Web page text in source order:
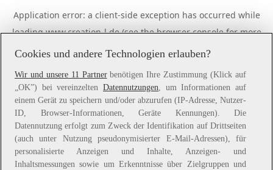
Application error: a client-side exception has occurred while
loadingwww.creation-l.de(see the browser consolefor more
information).
Cookies und andere Technologien erlauben?
Wir und unsere 11 Partnerbenötigen Ihre Zustimmung (Klick auf
„OK”) bei vereinzelten Datennutzungen, um Informationen auf
einem Gerät zu speichern und/oder abzurufen (IP-Adresse, Nutzer-
ID, Browser-Informationen, Geräte Kennungen). Die
Datennutzung erfolgt zum Zweck der Identifikation auf Drittseiten
(auch unter Nutzung pseudonymisierter E-Mail-Adressen), für
personalisierte Anzeigen und Inhalte, Anzeigen- und
Inhaltsmessungen sowie um Erkenntnisse über Zielgruppen und